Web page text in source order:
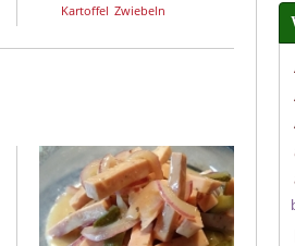
Kartoffel Zwiebeln